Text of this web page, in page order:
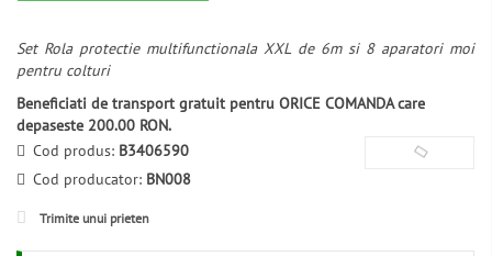
Set Rola protectie multifunctionala XXL de 6m si 8 aparatori moi
pentru colturi
Beneficiati de transport gratuit pentru ORICE COMANDA care
depaseste 200.00 RON.
Cod produs: B3406590
Cod producator: BN008
Trimite unui prieten